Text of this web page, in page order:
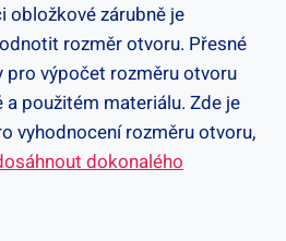
obložkové zárubně je
rozměr otvoru. Přesné
výpočet rozměru otvoru
a použitém materiálu. Zde je
vyhodnocení rozměru otvoru,
dokonalého